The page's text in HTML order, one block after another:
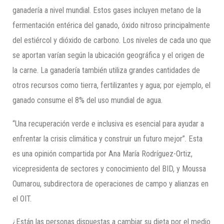
ganadería a nivel mundial. Estos gases incluyen metano de la
fermentación entérica del ganado, óxido nitroso principalmente
del estiércol y dióxido de carbono. Los niveles de cada uno que
se aportan varían según la ubicación geográfica y el origen de
la carne. La ganadería también utiliza grandes cantidades de
otros recursos como tierra, fertilizantes y agua; por ejemplo, el
ganado consume el 8% del uso mundial de agua.
“Una recuperación verde e inclusiva es esencial para ayudar a
enfrentar la crisis climática y construir un futuro mejor”. Esta
es una opinión compartida por Ana María Rodríguez-Ortiz,
vicepresidenta de sectores y conocimiento del BID, y Moussa
Oumarou, subdirectora de operaciones de campo y alianzas en
el OIT.
¿Están las personas dispuestas a cambiar su dieta por el medio